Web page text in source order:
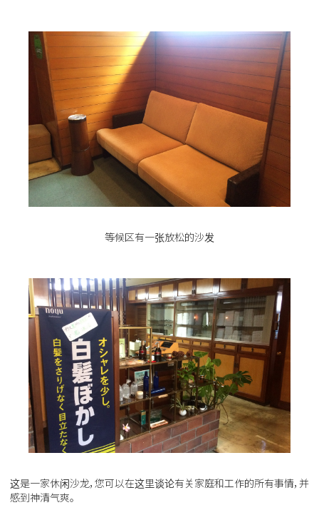
等候区有一张放松的沙发
这是一家休闲沙龙，您可以在这里谈论有关家庭和工作的所有事情，并
感到神清气爽。